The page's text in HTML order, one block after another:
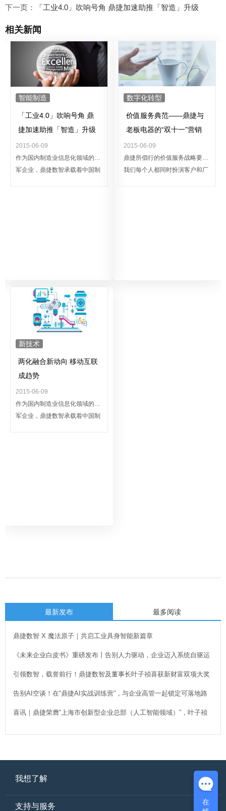
下一页：
「工业4.0」吹响号角 鼎捷加速助推「智造」升级
相关新闻
智能制造
「工业4.0」吹响号角 鼎
捷加速助推「智造」升级
2015-06-09
作为国内制造业信息化领域的领
军企业，鼎捷数智承载着中国制
数字化转型
价值服务典范——鼎捷与
老板电器的“双十一”营销
2015-06-09
鼎捷所倡行的价值服务战略要求
我们每个人都同时扮演客户和厂
新技术
两化融合新动向 移动互联
成趋势
2015-06-09
作为国内制造业信息化领域的领
军企业，鼎捷数智承载着中国制
最新发布 最多阅读
鼎捷数智 X 魔法原子｜共启工业具身智能新篇章
《未来企业白皮书》重磅发布丨告别人力驱动，企业迈入系统自驱运
行新时代！
引领数智，载誉前行！鼎捷数智及董事长叶子祯喜获新财富双项大奖
告别AI空谈！在“鼎捷AI实战训练营”，与企业高管一起锁定可落地路
径
喜讯｜鼎捷荣膺“上海市创新型企业总部（人工智能领域）”，叶子祯
我想了解
支持与服务
在
在